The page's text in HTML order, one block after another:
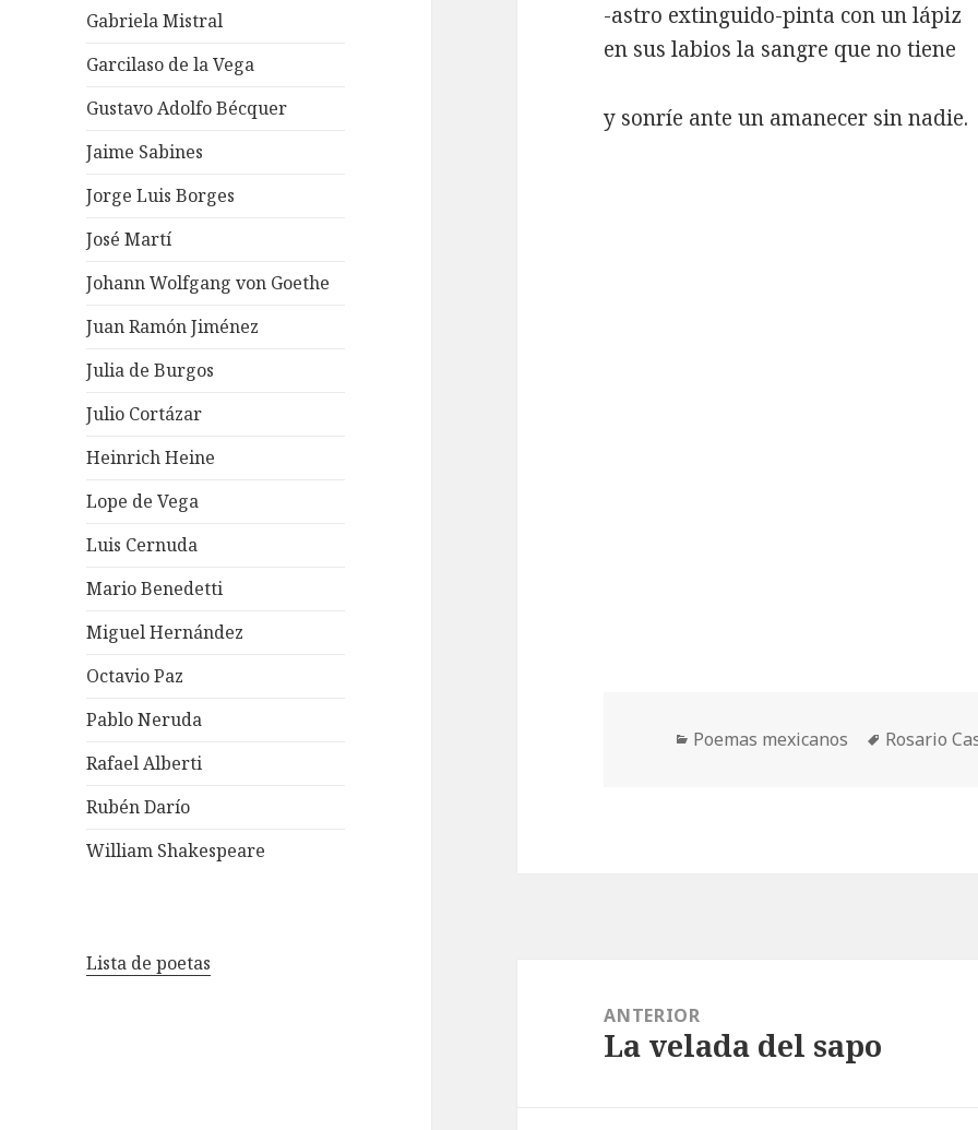
Gabriela Mistral
Garcilaso de la Vega
Gustavo Adolfo Bécquer
Jaime Sabines
Jorge Luis Borges
José Martí
Johann Wolfgang von Goethe
Juan Ramón Jiménez
Julia de Burgos
Julio Cortázar
Heinrich Heine
Lope de Vega
Luis Cernuda
Mario Benedetti
Miguel Hernández
Octavio Paz
Pablo Neruda
Rafael Alberti
Rubén Darío
William Shakespeare
Lista de poetas
-astro extinguido-pinta con un lápiz
en sus labios la sangre que no tiene
y sonríe ante un amanecer sin nadie.
Categorías
Poemas mexicanos Etiquetas
Rosario
entradas
ANTERIOR
Entrada
La velada del sapo